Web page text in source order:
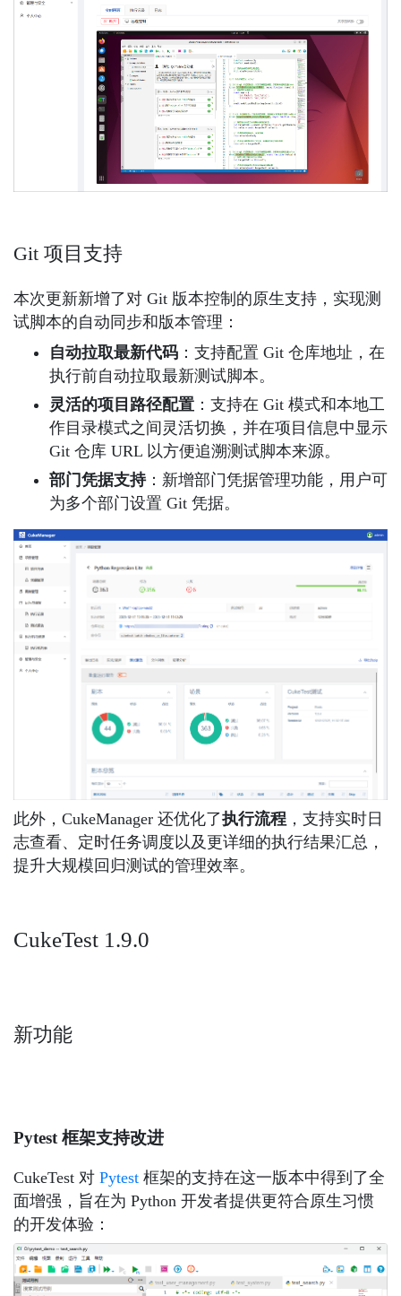
Git 项目支持
本次更新新增了对 Git 版本控制的原生支持，实现测
试脚本的自动同步和版本管理：
自动拉取最新代码 ：支持配置 Git 仓库地址，在
执行前自动拉取最新测试脚本。
灵活的项目路径配置 ：支持在 Git 模式和本地工
作目录模式之间灵活切换，并在项目信息中显示
Git 仓库 URL 以方便追溯测试脚本来源。
部门凭据支持：新增部门凭据管理功能，用户可
为多个部门设置 Git 凭据。
此外，CukeManager 还优化了执行流程 ，支持实时日
志查看、定时任务调度以及更详细的执行结果汇总，
提升大规模回归测试的管理效率。
CukeTest 1.9.0
新功能
Pytest 框架支持改进
CukeTest 对 Pytest 框架的支持在这一版本中得到了全
面增强，旨在为 Python 开发者提供更符合原生习惯
的开发体验：